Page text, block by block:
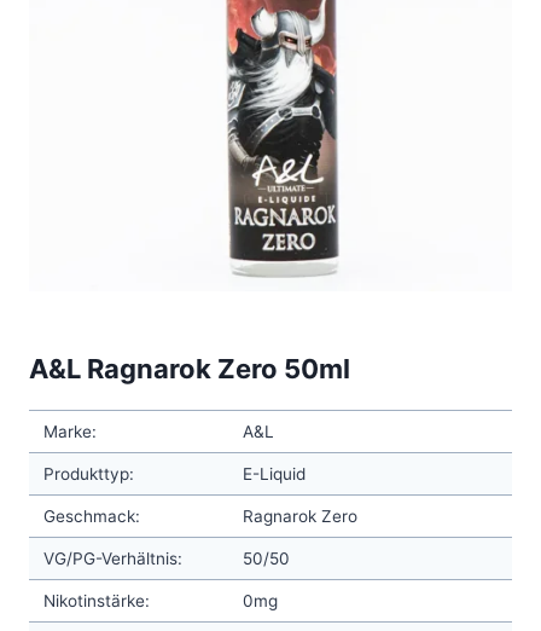
A&L Ragnarok Zero 50ml
Marke: A&L
Produkttyp: E-Liquid
Geschmack: Ragnarok Zero
VG/PG-Verhältnis: 50/50
Nikotinstärke: 0mg